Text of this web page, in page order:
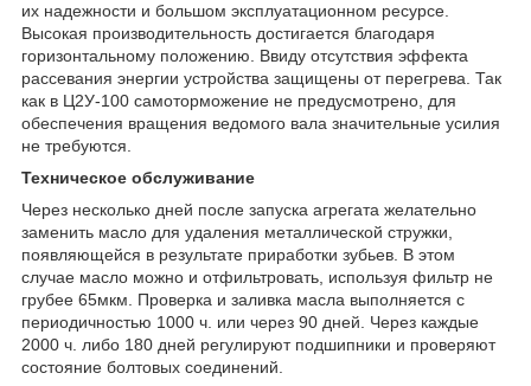
их надежности и большом эксплуатационном ресурсе.
Высокая производительность достигается благодаря
горизонтальному положению. Ввиду отсутствия эффекта
рассевания энергии устройства защищены от перегрева. Так
как в Ц2У-100 самоторможение не предусмотрено, для
обеспечения вращения ведомого вала значительные усилия
не требуются.
Техническое обслуживание
Через несколько дней после запуска агрегата желательно
заменить масло для удаления металлической стружки,
появляющейся в результате приработки зубьев. В этом
случае масло можно и отфильтровать, используя фильтр не
грубее 65мкм. Проверка и заливка масла выполняется с
периодичностью 1000 ч. или через 90 дней. Через каждые
2000 ч. либо 180 дней регулируют подшипники и проверяют
состояние болтовых соединений.